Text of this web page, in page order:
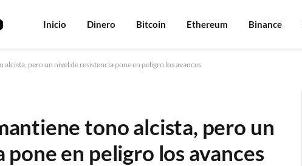
Inicio Dinero Bitcoin Ethereum Binance
alcista, pero un nivel de resistencia pone en peligro los avances
tono alcista, pero un
en peligro los avances